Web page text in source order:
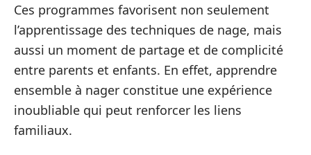
Ces programmes favorisent non seulement
l’apprentissage des techniques de nage, mais
aussi un moment de partage et de complicité
entre parents et enfants. En effet, apprendre
ensemble à nager constitue une expérience
inoubliable qui peut renforcer les liens
familiaux.